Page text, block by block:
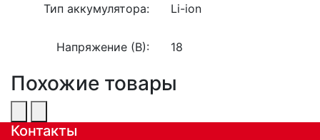
Тип аккумулятора: Li-ion
Напряжение (В): 18
Похожие товары
Контакты